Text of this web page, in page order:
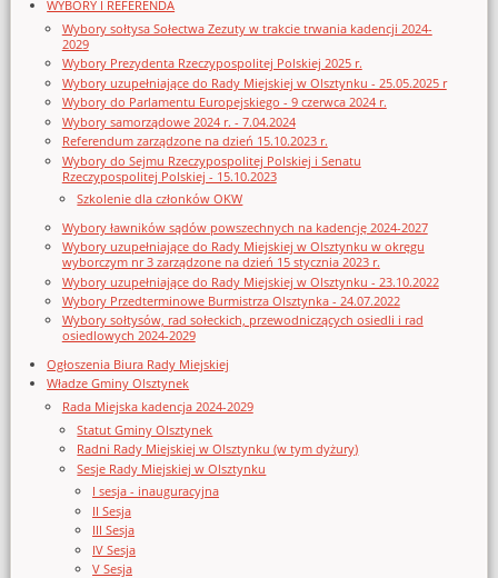
WYBORY I REFERENDA
Wybory sołtysa Sołectwa Zezuty w trakcie trwania kadencji 2024-
2029
Wybory Prezydenta Rzeczypospolitej Polskiej 2025 r.
Wybory uzupełniające do Rady Miejskiej w Olsztynku - 25.05.2025 r
Wybory do Parlamentu Europejskiego - 9 czerwca 2024 r.
Wybory samorządowe 2024 r. - 7.04.2024
Referendum zarządzone na dzień 15.10.2023 r.
Wybory do Sejmu Rzeczypospolitej Polskiej i Senatu
Rzeczypospolitej Polskiej - 15.10.2023
Szkolenie dla członków OKW
Wybory ławników sądów powszechnych na kadencję 2024-2027
Wybory uzupełniające do Rady Miejskiej w Olsztynku w okręgu
wyborczym nr 3 zarządzone na dzień 15 stycznia 2023 r.
Wybory uzupełniające do Rady Miejskiej w Olsztynku - 23.10.2022
Wybory Przedterminowe Burmistrza Olsztynka - 24.07.2022
Wybory sołtysów, rad sołeckich, przewodniczących osiedli i rad
osiedlowych 2024-2029
Ogłoszenia Biura Rady Miejskiej
Władze Gminy Olsztynek
Rada Miejska kadencja 2024-2029
Statut Gminy Olsztynek
Radni Rady Miejskiej w Olsztynku (w tym dyżury)
Sesje Rady Miejskiej w Olsztynku
I sesja - inauguracyjna
II Sesja
III Sesja
IV Sesja
V Sesja